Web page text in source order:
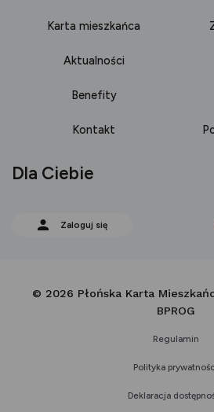
Karta mieszkańca
Aktualności
Benefity
Kontakt
Dla Ciebie
Zaloguj się
© 2026 Płońska Karta
BPROG
Regulamin
Polityka
Deklaracja